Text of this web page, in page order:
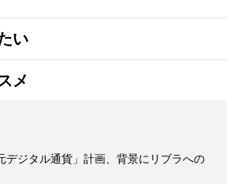
い
メ
デジタル通貨」計画、背景にリブラへの